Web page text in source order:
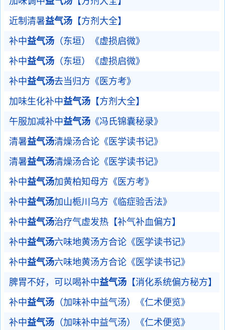
近制清暑益气汤 【方剂大全】
补中益气汤 （东垣）《虚损启微》
补中益气汤 （东垣）《虚损启微》
补中益气汤去当归方《医方考》
加味生化补中益气汤 【方剂大全】
午服加减补中益气汤 《冯氏锦囊秘录》
清暑益气汤清燥汤合论《医学读书记》
清暑益气汤清燥汤合论《医学读书记》
补中益气汤加黄柏知母方《医方考》
补中益气汤加山栀川乌方《临症验舌法》
补中益气汤治疗气虚发热【补气补血偏方】
补中益气汤六味地黄汤方合论《医学读书记》
补中益气汤六味地黄汤方合论《医学读书记》
脾胃不好，可以喝补中益气汤 【消化系统偏方秘方】
补中益气汤 （加味补中益气汤）《仁术便览》
补中益气汤 （加味补中益气汤）《仁术便览》